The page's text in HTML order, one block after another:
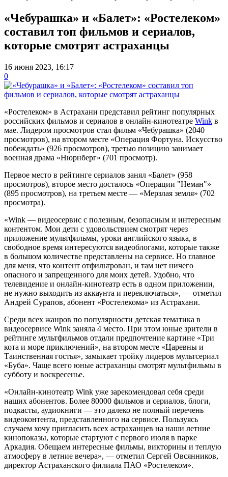
«Чебурашка» и «Балет»: «Ростелеком»
составил топ фильмов и сериалов,
которые смотрят астраханцы
16 июня 2023, 16:17
0
«Ростелеком» в Астрахани представил рейтинг популярных
российских фильмов и сериалов в онлайн-кинотеатре Wink в
мае. Лидером просмотров стал фильм «Чебурашка» (2040
просмотров), на втором месте «Операция Фортуна. Искусство
побеждать» (926 просмотров), третью позицию занимает
военная драма «Нюрнберг» (701 просмотр).
Первое место в рейтинге сериалов занял «Балет» (958
просмотров), второе место досталось «Операции "Неман"»
(895 просмотров), на третьем месте — «Мерзлая земля» (702
просмотра).
«Wink — видеосервис с полезным, безопасным и интересным
контентом. Мои дети с удовольствием смотрят через
приложение мультфильмы, уроки английского языка, в
свободное время интересуются видеоблогами, которые также
в большом количестве представлены на сервисе. Но главное
для меня, что контент отфильтрован, и там нет ничего
опасного и запрещенного для моих детей. Удобно, что
телевидение и онлайн-кинотеатр есть в одном приложении,
не нужно выходить из аккаунта и переключаться», — отметил
Андрей Сурапов, абонент «Ростелекома» из Астрахани.
Среди всех жанров по популярности детская тематика в
видеосервисе Wink заняла 4 место. При этом юные зрители в
рейтинге мультфильмов отдали предпочтение картине «Три
кота и море приключений», на втором месте «Царевны и
Таинственная гостья», замыкает тройку лидеров мультсериал
«Буба». Чаще всего юные астраханцы смотрят мультфильмы в
субботу и воскресенье.
«Онлайн-кинотеатр Wink уже зарекомендовал себя среди
наших абонентов. Более 80000 фильмов и сериалов, блоги,
подкасты, аудиокниги — это далеко не полный перечень
видеоконтента, представленного на сервисе. Пользуясь
случаем хочу пригласить всех астраханцев на наши летние
кинопоказы, которые стартуют с первого июля в парке
Аркадия. Обещаем интересные фильмы, викторины и теплую
атмосферу в летние вечера», — отметил Сергей Овсянников,
директор Астраханского филиала ПАО «Ростелеком».